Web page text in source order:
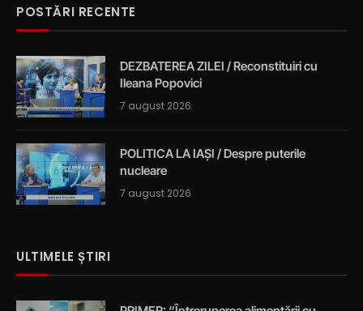
POSTĂRI RECENTE
DEZBATEREA ZILEI / Reconstituiri cu
Ileana Popovici
7 august 2026
POLITICA LA IAȘI / Despre puterile
nucleare
7 august 2026
ULTIMELE ȘTIRI